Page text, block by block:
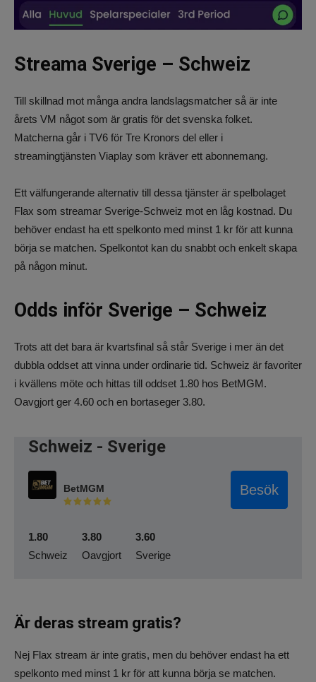
Streama Sverige – Schweiz
Till skillnad mot många andra landslagsmatcher så är inte
årets VM något som är gratis för det svenska folket.
Matcherna går i TV6 för Tre Kronors del eller i
streamingtjänsten Viaplay som kräver ett abonnemang.
Ett välfungerande alternativ till dessa tjänster är spelbolaget
Flax som streamar Sverige-Schweiz mot en låg kostnad. Du
behöver endast ha ett spelkonto med minst 1 kr för att kunna
börja se matchen. Spelkontot kan du snabbt och enkelt skapa
på någon minut.
Odds inför Sverige – Schweiz
Trots att det bara är kvartsfinal så står Sverige i mer än det
dubbla oddset att vinna under ordinarie tid. Schweiz är favoriter
i kvällens möte och hittas till oddset 1.80 hos BetMGM.
Oavgjort ger 4.60 och en bortaseger 3.80.
Schweiz - Sverige
BetMGM
1.80
Schweiz
3.80
Oavgjort
3.60
Sverige
Besök
Är deras stream gratis?
Nej Flax stream är inte gratis, men du behöver endast ha ett
spelkonto med minst 1 kr för att kunna börja se matchen.